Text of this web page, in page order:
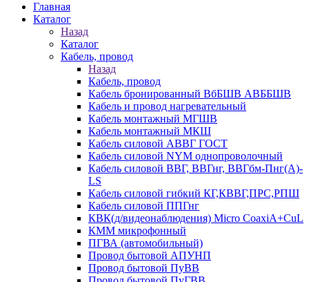
Главная
Каталог
Назад
Каталог
Кабель, провод
Назад
Кабель, провод
Кабель бронированный ВбБШВ АВББШВ
Кабель и провод нагревательный
Кабель монтажный МГШВ
Кабель монтажный МКШ
Кабель силовой АВВГ ГОСТ
Кабель силовой NYM однопроволочный
Кабель силовой ВВГ, ВВГнг, ВВГбм-Пнг(А)-
LS
Кабель силовой гибкий КГ,КВВГ,ПРС,РПШ
Кабель силовой ППГнг
КВК(д/видеонаблюдения) Micro CoaxiA+CuL
КММ микрофонный
ПГВА (автомобильный)
Провод бытовой АПУНП
Провод бытовой ПуВВ